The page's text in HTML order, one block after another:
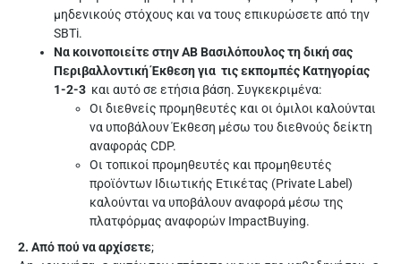
μηδενικούς στόχους και να τους επικυρώσετε από την
SBTi.
Να κοινοποιείτε στην ΑΒ Βασιλόπουλος τη δική σας
Περιβαλλοντική Έκθεση για τις εκπομπές Κατηγορίας
1-2-3 και αυτό σε ετήσια βάση. Συγκεκριμένα:
Οι διεθνείς προμηθευτές και οι όμιλοι καλούνται
να υποβάλουν Έκθεση μέσω του διεθνούς δείκτη
αναφοράς CDP.
Οι τοπικοί προμηθευτές και προμηθευτές
προϊόντων Ιδιωτικής Ετικέτας (Private Label)
καλούνται να υποβάλουν αναφορά μέσω της
πλατφόρμας αναφορών ImpactBuying.
2. Από πού να αρχίσετε;